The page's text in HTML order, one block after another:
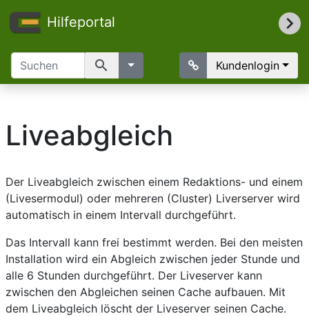
Hilfeportal
search Kundenlogin
Liveabgleich
Der Liveabgleich zwischen einem Redaktions- und einem
(Livesermodul) oder mehreren (Cluster) Liverserver wird
automatisch in einem Intervall durchgeführt.
Das Intervall kann frei bestimmt werden. Bei den meisten
Installation wird ein Abgleich zwischen jeder Stunde und
alle 6 Stunden durchgeführt. Der Liveserver kann
zwischen den Abgleichen seinen Cache aufbauen. Mit
dem Liveabgleich löscht der Liveserver seinen Cache.